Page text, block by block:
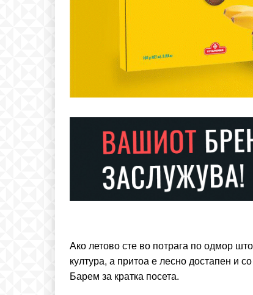
Etiam est nibh,
Praesent euismod
Ut mollis
Ако летово сте во потрага по одмор
култура, а притоа е лесно достапен и
Барем за кратка посета.